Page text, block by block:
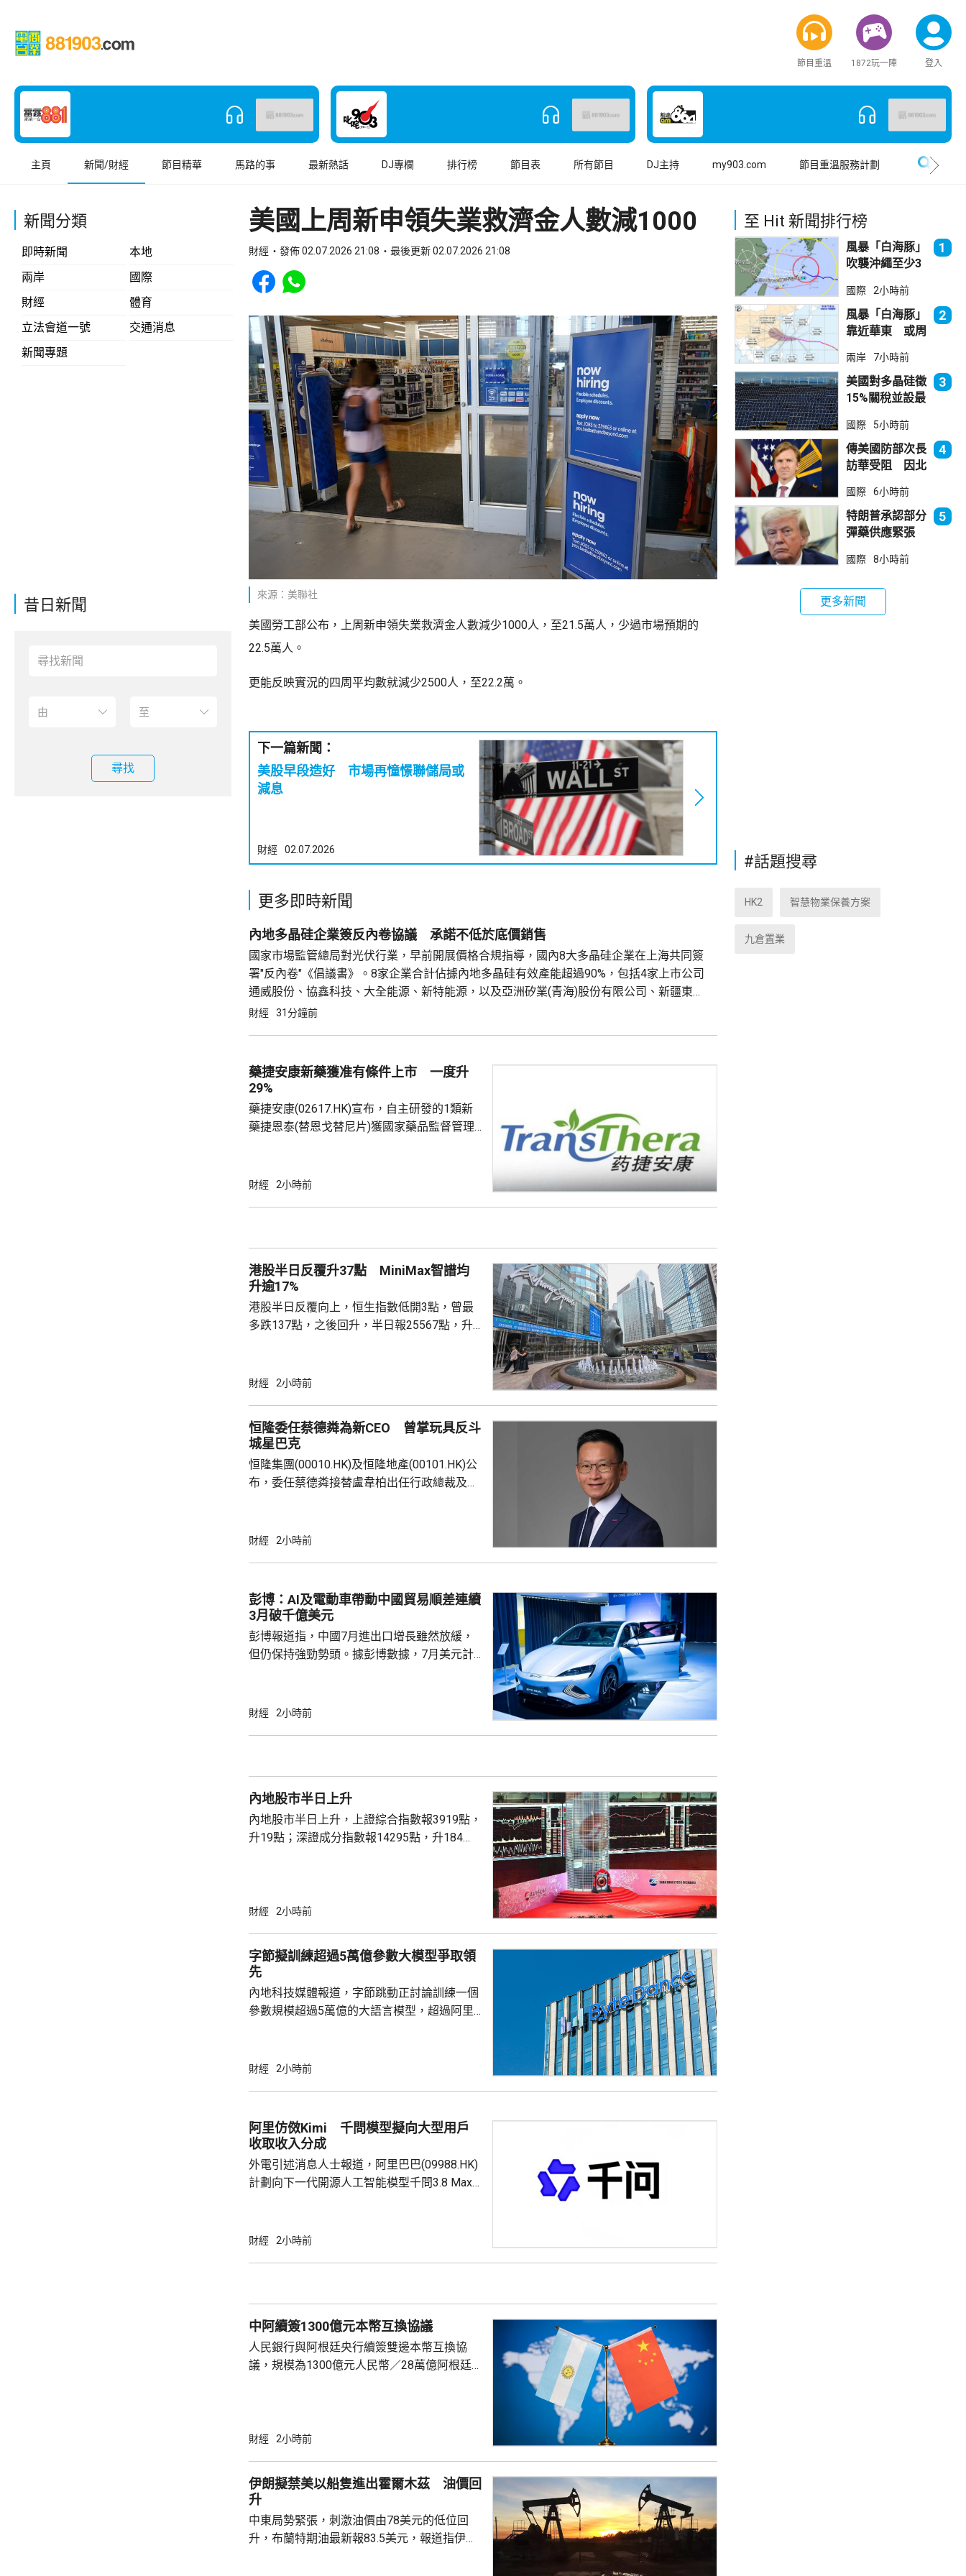
節目重溫 1872玩一陣 登入
主頁 新聞/財經 節目精華 馬路的事 最新熱話 DJ專欄 排行榜 節目表 所有節目 DJ主持 my903.com 節目重溫服務計劃
新聞分類
即時新聞
本地
兩岸
國際
財經
體育
立法會道一號
交通消息
新聞專題
昔日新聞
尋找
美國上周新申領失業救濟金人數減1000
財經 發佈 02.07.2026 21:08 最後更新 02.07.2026 21:08
Share to Facebook
Share to WhatsApp
來源：美聯社
美國勞工部公布，上周新申領失業救濟金人數減少1000人，至21.5萬人，少過市場預期的
22.5萬人。
更能反映實況的四周平均數就減少2500人，至22.2萬。
下一篇新聞：
美股早段造好 市場再憧憬聯儲局或
減息
財經 02.07.2026
更多即時新聞
內地多晶硅企業簽反內卷協議 承諾不低於底價銷售
國家市場監管總局對光伏行業，早前開展價格合規指導，國內8大多晶硅企業在上海共同簽
署"反內卷"《倡議書》。8家企業合計佔據內地多晶硅有效產能超過90%，包括4家上市公司
通威股份、協鑫科技、大全能源、新特能源，以及亞洲矽業(青海)股份有限公司、新疆東方
希望新能源有限公司、青海麗豪清能股份有限公司、新疆戈恩斯能源科技有限公司。 新特
財經 31分鐘前
藥捷安康新藥獲准有條件上市 一度升
29%
藥捷安康(02617.HK)宣布，自主研發的1類新
藥捷恩泰(替恩戈替尼片)獲國家藥品監督管理
重排的晚期、轉移性或不可手術切除的膽管癌
0.71元，升幅6%。 公告指，今次獲批基於一...
財經 2小時前
港股半日反覆升37點 MiniMax智譜均
升逾17%
港股半日反覆向上，恒生指數低開3點，曾最
多跌137點，之後回升，半日報25567點，升
DeepSeek大幅上調API價格，大模型股急升，
(03986.HK)升逾8%，報535.5元；迅策...
財經 2小時前
恒隆委任蔡德粦為新CEO 曾掌玩具反斗
城星巴克
恒隆集團(00010.HK)及恒隆地產(00101.HK)公
布，委任蔡德粦接替盧韋柏出任行政總裁及執
董事長顧問，為期一年。 56歲的蔡德粦是資
驗。蔡德粦現時為玩具「反」斗城亞洲行政總
裁，透過輕資產模式推動業務轉型，拓展品牌
財經 2小時前
彭博：AI及電動車帶動中國貿易順差連續
3月破千億美元
彭博報道指，中國7月進出口增長雖然放緩，
但仍保持強勁勢頭。據彭博數據，7月美元計
27.5%，貿易順差達1125億美元，連續第3個
和內需疲軟帶來的增長壓力。中國出口已連續
第4個月保持兩位數增長，進...
財經 2小時前
內地股市半日上升
內地股市半日上升，上證綜合指數報3919點，
升19點；深證成分指數報14295點，升184
財經 2小時前
字節擬訓練超過5萬億參數大模型爭取領
先
內地科技媒體報道，字節跳動正討論訓練一個
參數規模超過5萬億的大語言模型，超過阿里
模型。計劃仍處早期階段，最終未必發布。 報
位置。字節創辦人張一鳴近日在Seed全體員
工大會表態，可接受模型短期內落後於行業，
但要以追求智能上...
財經 2小時前
阿里仿傚Kimi 千問模型擬向大型用戶
收取收入分成
外電引述消息人士報道，阿里巴巴(09988.HK)
計劃向下一代開源人工智能模型千問3.8 Max
與Kimi K3類似，反映內地AI企業正逐步形成
化 Kimi K3分成最高30% 千問3.8 Max...
財經 2小時前
中阿續簽1300億元本幣互換協議
人民銀行與阿根廷央行續簽雙邊本幣互換協
議，規模為1300億元人民幣／28萬億阿根廷
國總統特朗普第二次上台以來，美國官員多次
交部發言人林劍駁斥，強調中方一貫在平等互
利基礎上同阿根廷開展務實合作，中阿...
財經 2小時前
伊朗擬禁美以船隻進出霍爾木茲 油價回
升
中東局勢緊張，刺激油價由78美元的低位回
升，布蘭特期油最新報83.5美元，報道指伊朗
至 Hit 新聞排行榜
風暴「白海豚」
吹襲沖繩至少3
取消
1
國際 2小時前
風暴「白海豚」
靠近華東 或周
2
兩岸 7小時前
美國對多晶硅徵
15%關稅並設最
克：中國無法再
傾銷
3
國際 5小時前
傳美國防部次長
訪華受阻 因北
售
4
國際 6小時前
特朗普承認部分
彈藥供應緊張
成
5
國際 8小時前
更多新聞
#話題搜尋
HK2 智慧物業保養方案
九倉置業